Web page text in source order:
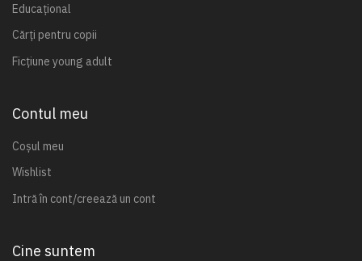
Educațional
Cărți pentru copii
Ficțiune young adult
Contul meu
Coșul meu
Wishlist
Intră în cont/creează un cont
Cine suntem